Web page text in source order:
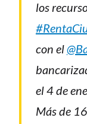
los
con el
el 4 de
Más de